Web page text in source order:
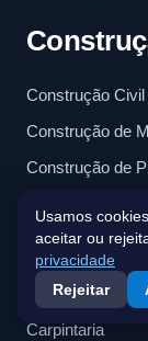
Construção Civil
Construção de
Construção de
Serviços
Arquitetura
Carpintaria
Usamos
aceitar ou
privacidade
Rejeitar